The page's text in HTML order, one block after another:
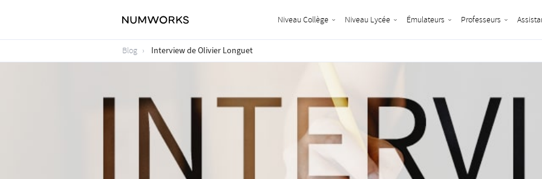
Niveau Collège Niveau Lycée Émulateurs Professeurs
Blog Interview de Olivier Longuet